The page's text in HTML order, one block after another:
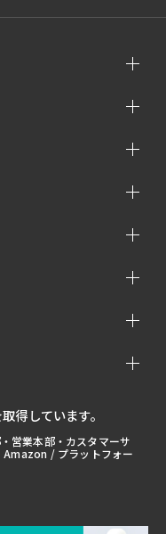
得しています。
営業本部・カスタマーサ
Amazon / プラットフォー